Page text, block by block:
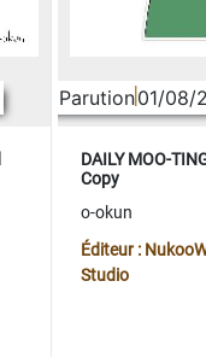
Parution01/08/
DAILY MOO-
Copy
o-okun
Éditeur :
Studio